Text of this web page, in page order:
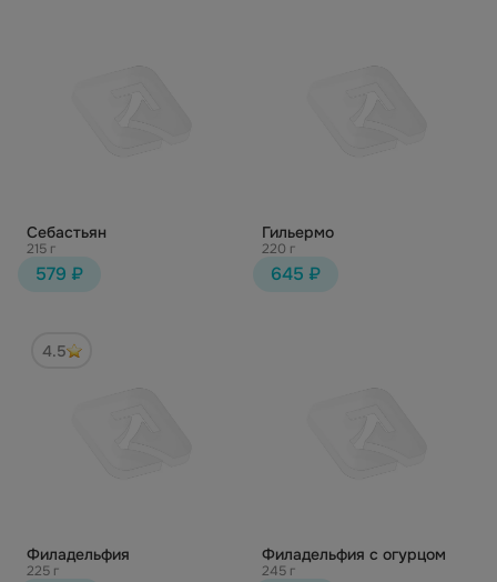
Себастьян
215 г
579 ₽
Гильермо
220 г
645 ₽
4.5
Филадельфия
225 г
Филадельфия с огурцом
245 г